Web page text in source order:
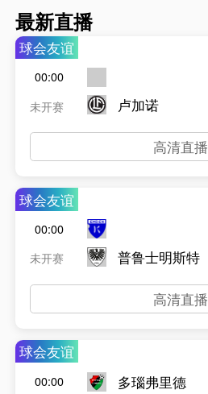
最新直播
球会友谊
00:00
未开赛
卢加诺
高清直播
球会友谊
00:00
未开赛
普鲁士明斯特
高清直播
球会友谊
00:00
多瑙弗里德